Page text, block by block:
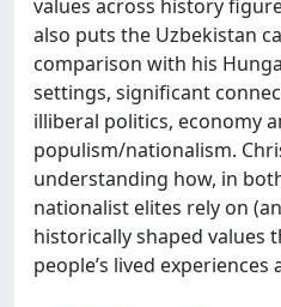
values across history
also puts the Uzbekistan
comparison with his
settings, significant
illiberal politics, economy
populism/nationalism.
understanding how, in
nationalist elites rely on
historically shaped values
people’s lived